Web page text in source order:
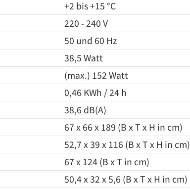
+2 bis +15 °C
220 - 240 V
50 und 60 Hz
38,5 Watt
(max.) 152 Watt
0,46 KWh / 24 h
38,6 dB(A)
67 x 66 x 189 (B x T x H in cm)
52,7 x 39 x 116 (B x T x H in cm)
67 x 124 (B x T in cm)
50,4 x 32 x 5,6 (B x T x H in cm)